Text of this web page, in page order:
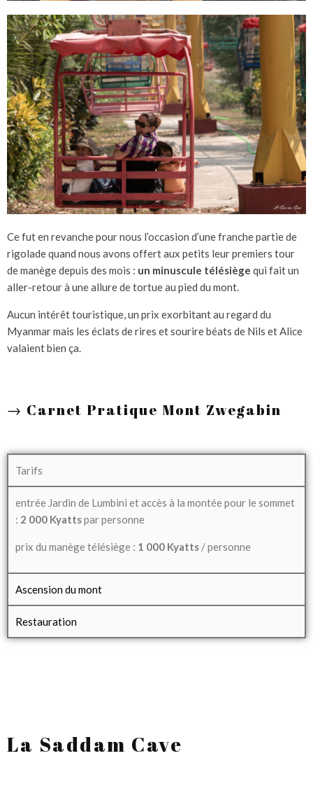
Ce fut en revanche pour nous l’occasion d’une franche partie de
rigolade quand nous avons offert aux petits leur premiers tour
de manège depuis des mois : un minuscule télésiège qui fait un
aller-retour à une allure de tortue au pied du mont.
Aucun intérêt touristique, un prix exorbitant au regard du
Myanmar mais les éclats de rires et sourire béats de Nils et Alice
valaient bien ça.
→ Carnet Pratique Mont Zwegabin
Tarifs
entrée Jardin de Lumbini et accès à la montée pour le sommet
: 2 000 Kyattspar personne
prix du manège télésiège : 1 000 Kyatts / personne
Ascension du mont
Restauration
La Saddam Cave